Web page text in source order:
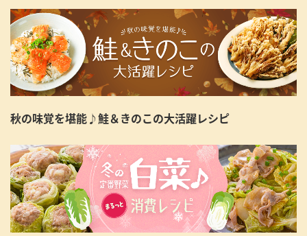
秋の味覚を堪能♪鮭＆きのこの大活躍レシピ